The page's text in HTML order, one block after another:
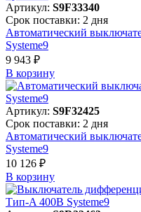
Артикул: S9F33340
Срок поставки: 2 дня
Автоматический
Systeme9
9 943 ₽
В корзинy
Артикул: S9F32425
Срок поставки: 2 дня
Автоматический
Systeme9
10 126 ₽
В корзинy